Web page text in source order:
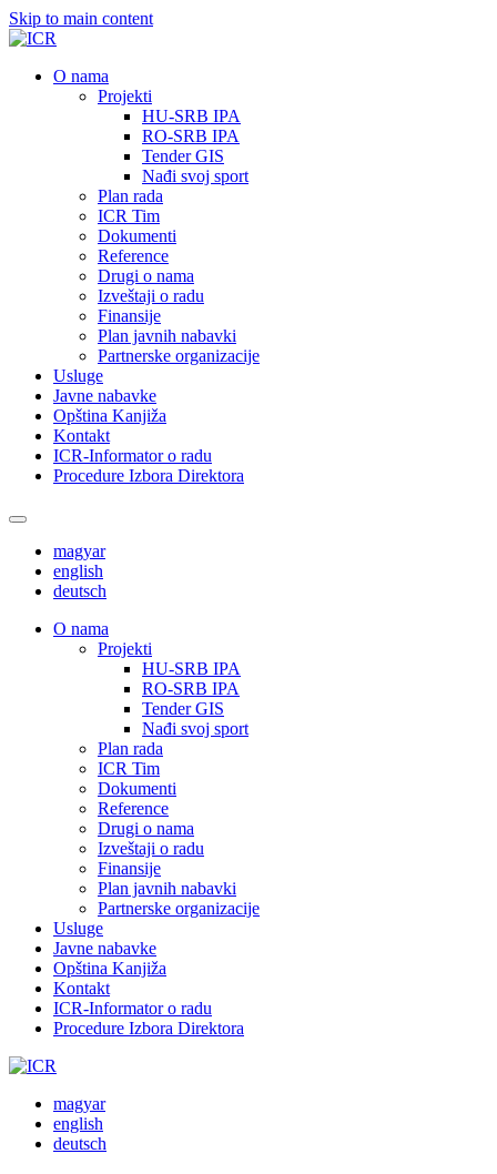
Skip to main content
О nama
Projekti
HU-SRB IPA
RO-SRB IPA
Tender GIS
Nađi svoj sport
Plan rada
ICR Tim
Dokumenti
Reference
Drugi o nama
Izveštaji o radu
Finansije
Plan javnih nabavki
Partnerske organizacije
Usluge
Javne nabavke
Opština Kanjiža
Kontakt
ICR-Informator o radu
Procedure Izbora Direktora
magyar
english
deutsch
О nama
Projekti
HU-SRB IPA
RO-SRB IPA
Tender GIS
Nađi svoj sport
Plan rada
ICR Tim
Dokumenti
Reference
Drugi o nama
Izveštaji o radu
Finansije
Plan javnih nabavki
Partnerske organizacije
Usluge
Javne nabavke
Opština Kanjiža
Kontakt
ICR-Informator o radu
Procedure Izbora Direktora
magyar
english
deutsch